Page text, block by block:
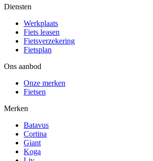
Diensten
Werkplaats
Fiets leasen
Fietsverzekering
Fietsplan
Ons aanbod
Onze merken
Fietsen
Merken
Batavus
Cortina
Giant
Koga